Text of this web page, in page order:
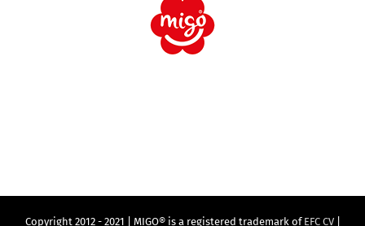
Copyright 2012 - 2021 | MIGO® is a registered trademark of EFC CV|